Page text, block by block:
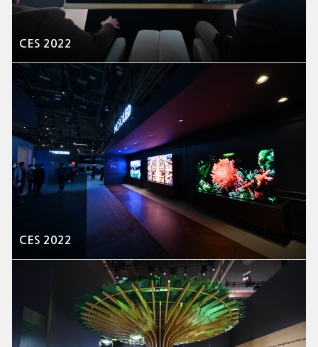
CES 2022
CES 2022